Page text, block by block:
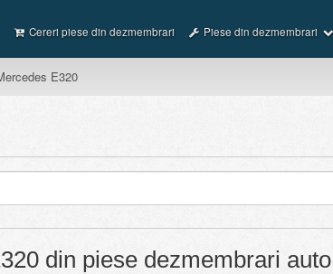
Cereri piese din dezmembrari Piese din dezmembrari
E320
din piese dezmembrari auto